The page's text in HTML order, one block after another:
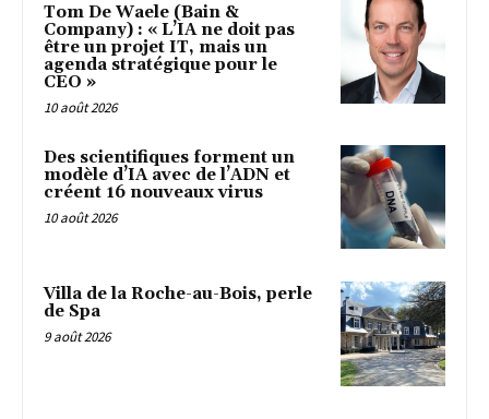
Tom De Waele (Bain &
Company) : « L’IA ne doit pas
être un projet IT, mais un
agenda stratégique pour le
CEO »
10 août 2026
Des scientifiques forment un
modèle d’IA avec de l’ADN et
créent 16 nouveaux virus
10 août 2026
Villa de la Roche-au-Bois, perle
de Spa
9 août 2026